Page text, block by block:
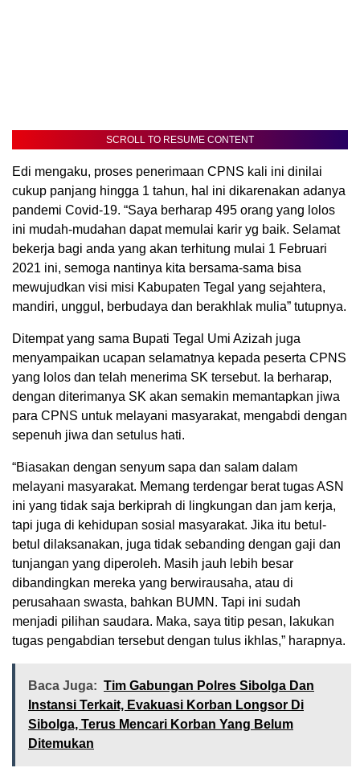
SCROLL TO RESUME CONTENT
Edi mengaku, proses penerimaan CPNS kali ini dinilai
cukup panjang hingga 1 tahun, hal ini dikarenakan adanya
pandemi Covid-19. “Saya berharap 495 orang yang lolos
ini mudah-mudahan dapat memulai karir yg baik. Selamat
bekerja bagi anda yang akan terhitung mulai 1 Februari
2021 ini, semoga nantinya kita bersama-sama bisa
mewujudkan visi misi Kabupaten Tegal yang sejahtera,
mandiri, unggul, berbudaya dan berakhlak mulia” tutupnya.
Ditempat yang sama Bupati Tegal Umi Azizah juga
menyampaikan ucapan selamatnya kepada peserta CPNS
yang lolos dan telah menerima SK tersebut. Ia berharap,
dengan diterimanya SK akan semakin memantapkan jiwa
para CPNS untuk melayani masyarakat, mengabdi dengan
sepenuh jiwa dan setulus hati.
“Biasakan dengan senyum sapa dan salam dalam
melayani masyarakat. Memang terdengar berat tugas ASN
ini yang tidak saja berkiprah di lingkungan dan jam kerja,
tapi juga di kehidupan sosial masyarakat. Jika itu betul-
betul dilaksanakan, juga tidak sebanding dengan gaji dan
tunjangan yang diperoleh. Masih jauh lebih besar
dibandingkan mereka yang berwirausaha, atau di
perusahaan swasta, bahkan BUMN. Tapi ini sudah
menjadi pilihan saudara. Maka, saya titip pesan, lakukan
tugas pengabdian tersebut dengan tulus ikhlas,” harapnya.
Baca Juga: Tim Gabungan Polres Sibolga Dan
Instansi Terkait, Evakuasi Korban Longsor Di
Sibolga, Terus Mencari Korban Yang Belum
Ditemukan